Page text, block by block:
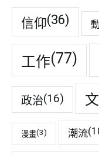
信仰(36)
工作(77)
政治(16)
漫畫(3) 潮流